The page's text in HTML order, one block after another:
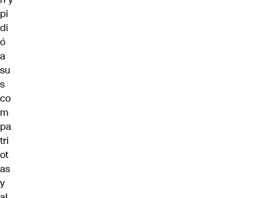
pi
di
ó
a
su
s
co
m
pa
tri
ot
as
y